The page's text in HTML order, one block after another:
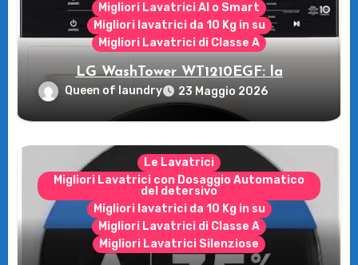
Migliori Lavatrici AI o Smart
Migliori lavatrici da 10 Kg in su
Migliori Lavatrici di Classe A
LG WashTower WT1210EGF: la
rivoluzione intelligente per il tuo bucato!
Queen of laundry 23 Maggio 2026
Le Lavatrici
Migliori Lavatrici con Dosaggio Automatico
del detersivo
Migliori lavatrici da 10 Kg in su
Migliori Lavatrici di Classe A
Migliori Lavatrici Silenziose